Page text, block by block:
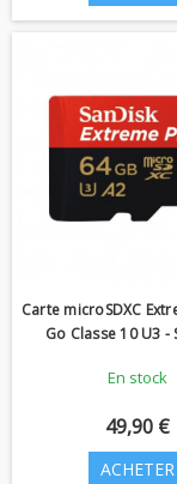
Carte microSDXC
Go Classe 10 U3 -
En stock
49,90 €
ACHETER